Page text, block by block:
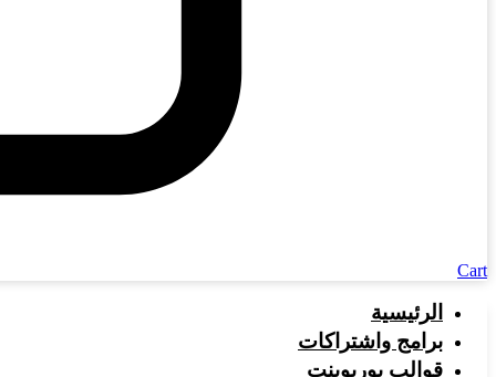
Cart
الرئيسية
برامج واشتراكات
قوالب بوربوينت